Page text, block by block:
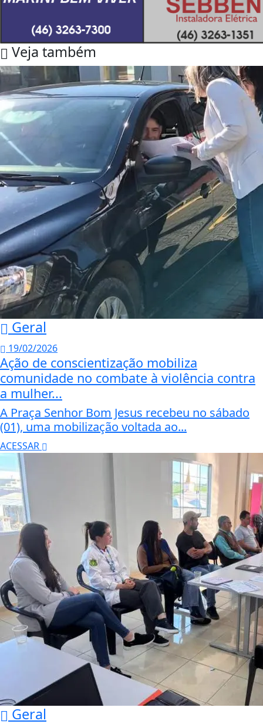
Veja também
Geral
19/02/2026
Ação de conscientização mobiliza
comunidade no combate à violência contra
a mulher...
A Praça Senhor Bom Jesus recebeu no sábado
(01), uma mobilização voltada ao...
ACESSAR
Geral